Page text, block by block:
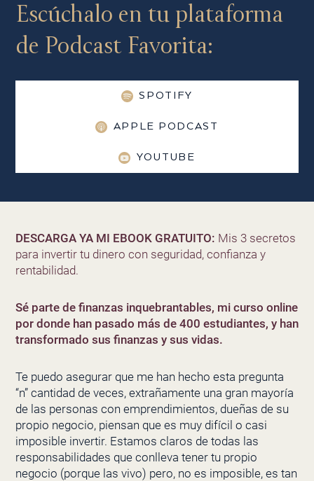
Escúchalo en tu plataforma
de Podcast Favorita:
SPOTIFY
APPLE PODCAST
YOUTUBE
DESCARGA YA MI EBOOK GRATUITO: Mis 3 secretos
para invertir tu dinero con seguridad, confianza y
rentabilidad.
Sé parte de finanzas inquebrantables, mi curso online
por donde han pasado más de 400 estudiantes, y han
transformado sus finanzas y sus vidas.
Te puedo asegurar que me han hecho esta pregunta
“n” cantidad de veces, extrañamente una gran mayoría
de las personas con emprendimientos, dueñas de su
propio negocio, piensan que es muy difícil o casi
imposible invertir. Estamos claros de todas las
responsabilidades que conlleva tener tu propio
negocio (porque las vivo) pero, no es imposible, es tan